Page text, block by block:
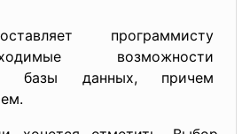
программисту
возможности
базы данных, причем